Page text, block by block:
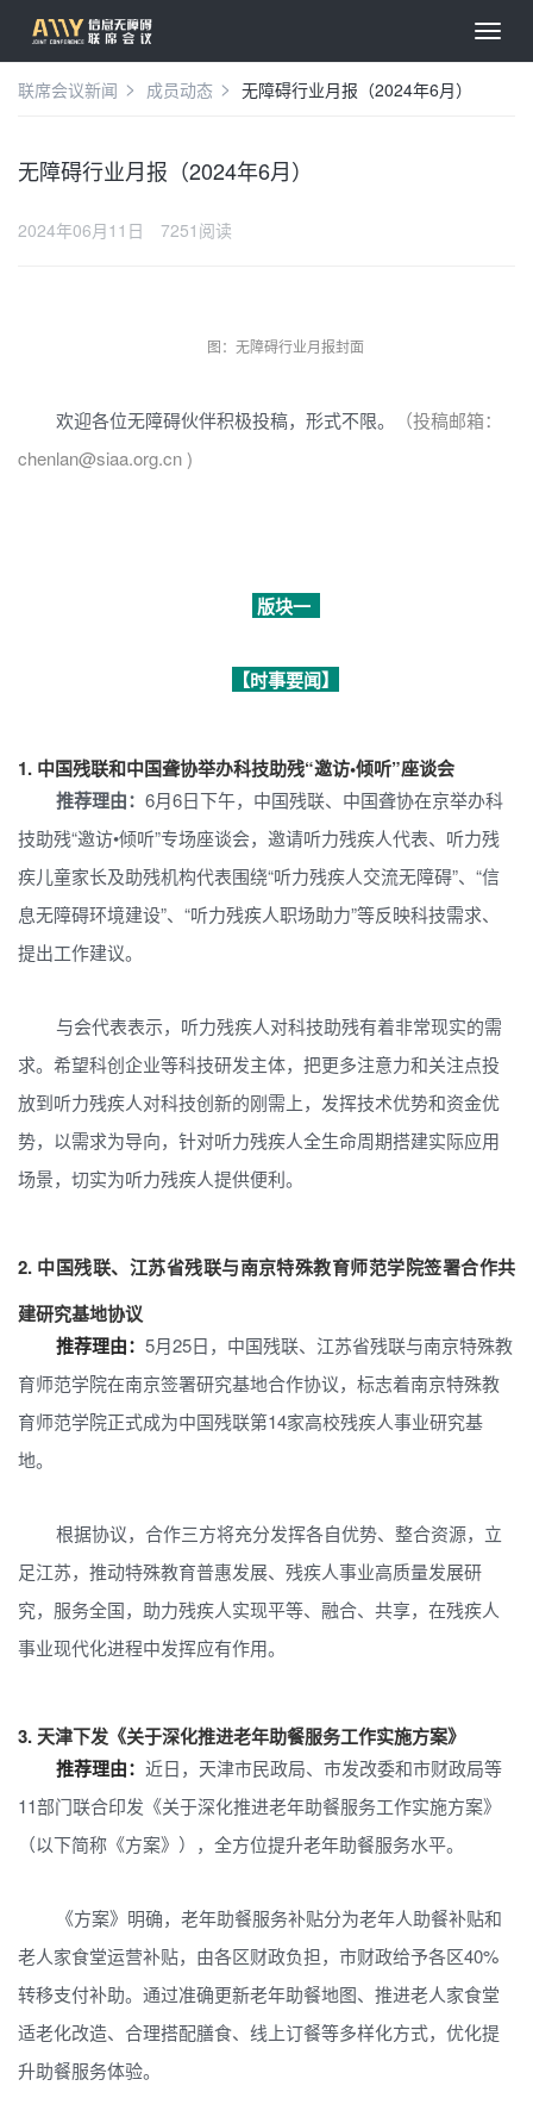
联席会议新闻 成员动态 无障碍行业月报（2024年6月）
无障碍行业月报（2024年6月）
2024年06月11日 7251阅读
图：无障碍行业月报封面
欢迎各位无障碍伙伴积极投稿，形式不限。
（投稿邮箱：
chenlan@siaa.org.cn )
版块一
【时事要闻】
1. 中国残联和中国聋协举办科技助残“邀访•倾听”座谈会
推荐理由： 6月6日下午，中国残联、中国聋协在京举办科
技助残“邀访•倾听”专场座谈会，邀请听力残疾人代表、听力残
疾儿童家长及助残机构代表围绕“听力残疾人交流无障碍”、“信
息无障碍环境建设”、“听力残疾人职场助力”等反映科技需求、
提出工作建议。
与会代表表示，听力残疾人对科技助残有着非常现实的需
求。希望科创企业等科技研发主体，把更多注意力和关注点投
放到听力残疾人对科技创新的刚需上，发挥技术优势和资金优
势，以需求为导向，针对听力残疾人全生命周期搭建实际应用
场景，切实为听力残疾人提供便利。
2. 中国残联、江苏省残联与南京特殊教育师范学院签署合作共
建研究基地协议
推荐理由： 5月25日，中国残联、江苏省残联与南京特殊教
育师范学院在南京签署研究基地合作协议，标志着南京特殊教
育师范学院正式成为中国残联第14家高校残疾人事业研究基
地。
根据协议，合作三方将充分发挥各自优势、整合资源，立
足江苏，推动特殊教育普惠发展、残疾人事业高质量发展研
究，服务全国，助力残疾人实现平等、融合、共享，在残疾人
事业现代化进程中发挥应有作用。
3. 天津下发《关于深化推进老年助餐服务工作实施方案》
推荐理由： 近日，天津市民政局、市发改委和市财政局等
11部门联合印发《关于深化推进老年助餐服务工作实施方案》
（以下简称《方案》），全方位提升老年助餐服务水平。
《方案》明确，老年助餐服务补贴分为老年人助餐补贴和
老人家食堂运营补贴，由各区财政负担，市财政给予各区40%
转移支付补助。通过准确更新老年助餐地图、推进老人家食堂
适老化改造、合理搭配膳食、线上订餐等多样化方式，优化提
升助餐服务体验。